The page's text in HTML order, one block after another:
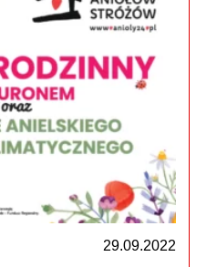
29.09.2022